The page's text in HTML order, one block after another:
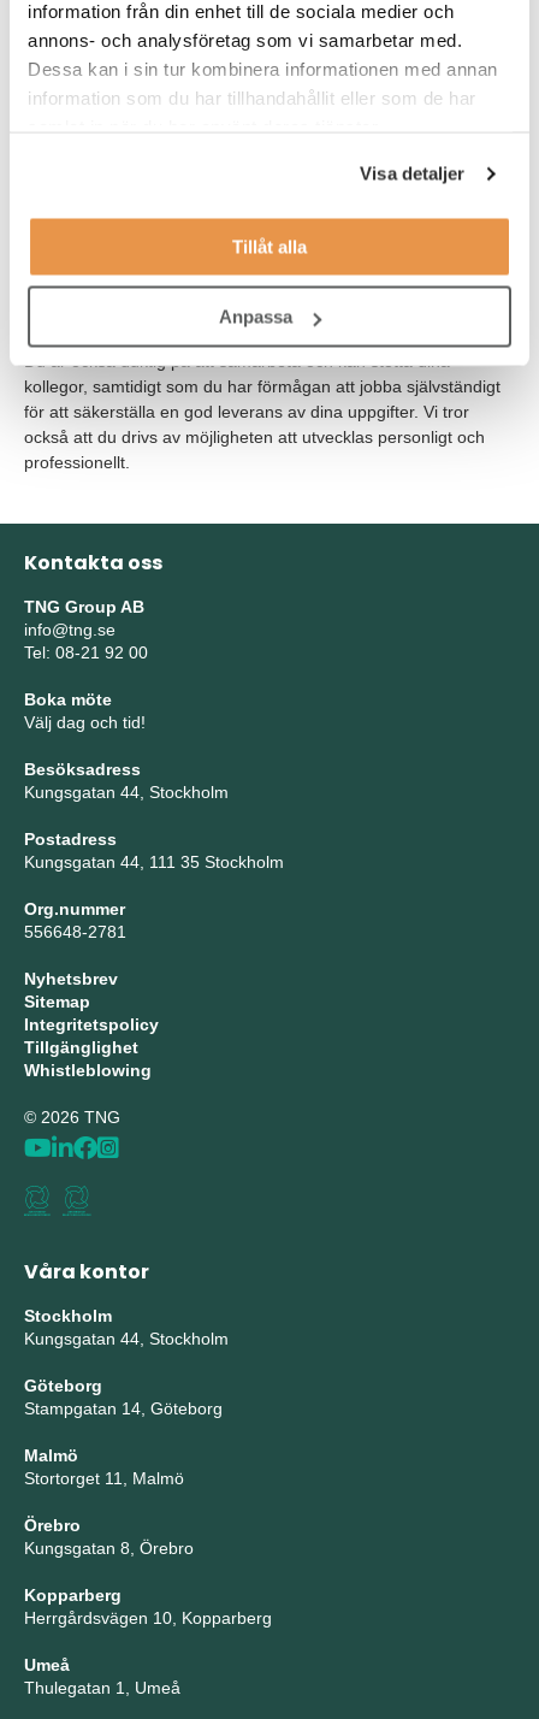
information från din enhet till de sociala medier och
annons- och analysföretag som vi samarbetar med.
Dessa kan i sin tur kombinera informationen med annan
information som du har tillhandahållit eller som de har
Visa detaljer
Tillåt alla
Anpassa
har tidigare erfarenhet av KYC/AML eller liknande
analysarbete (kanske inom skatt, försäkring eller
har tidigare erfarenhet inom service och kundkontakt
Som person är du noggrann och du jobbar strukturerat och
kollegor, samtidigt som du har förmågan att jobba självständigt
för att säkerställa en god leverans av dina uppgifter. Vi tror
också att du drivs av möjligheten att utvecklas personligt och
professionellt.
Kontakta oss
TNG Group AB
info@tng.se
Tel: 08-21 92 00
Boka möte
Välj dag och tid!
Besöksadress
Kungsgatan 44, Stockholm
Postadress
Kungsgatan 44, 111 35 Stockholm
Org.nummer
556648-2781
Nyhetsbrev
Sitemap
Integritetspolicy
Tillgänglighet
Whistleblowing
© 2026 TNG
Våra kontor
Stockholm
Kungsgatan 44, Stockholm
Göteborg
Stampgatan 14, Göteborg
Malmö
Stortorget 11, Malmö
Örebro
Kungsgatan 8, Örebro
Kopparberg
Herrgårdsvägen 10, Kopparberg
Umeå
Thulegatan 1, Umeå